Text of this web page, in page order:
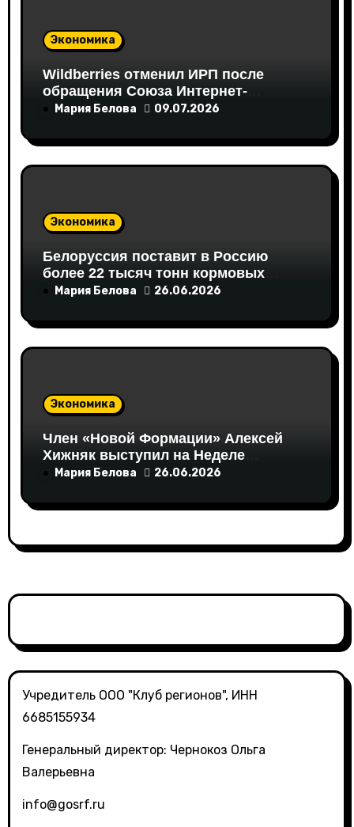
я
Экономика
Wildberries отменил ИРП после
обращения Союза Интернет-
Торговли
Мария Белова 09.07.2026
Экономика
Белоруссия поставит в Россию
более 22 тысяч тонн кормовых
аминокислот
Мария Белова 26.06.2026
Экономика
Член «Новой Формации» Алексей
Хижняк выступил на Неделе
российского ритейла с
социально ответственного бизнеса
Мария Белова 26.06.2026
Учредитель ООО "Клуб регионов", ИНН
6685155934
Генеральный директор: Чернокоз Ольга
Валерьевна
info@gosrf.ru